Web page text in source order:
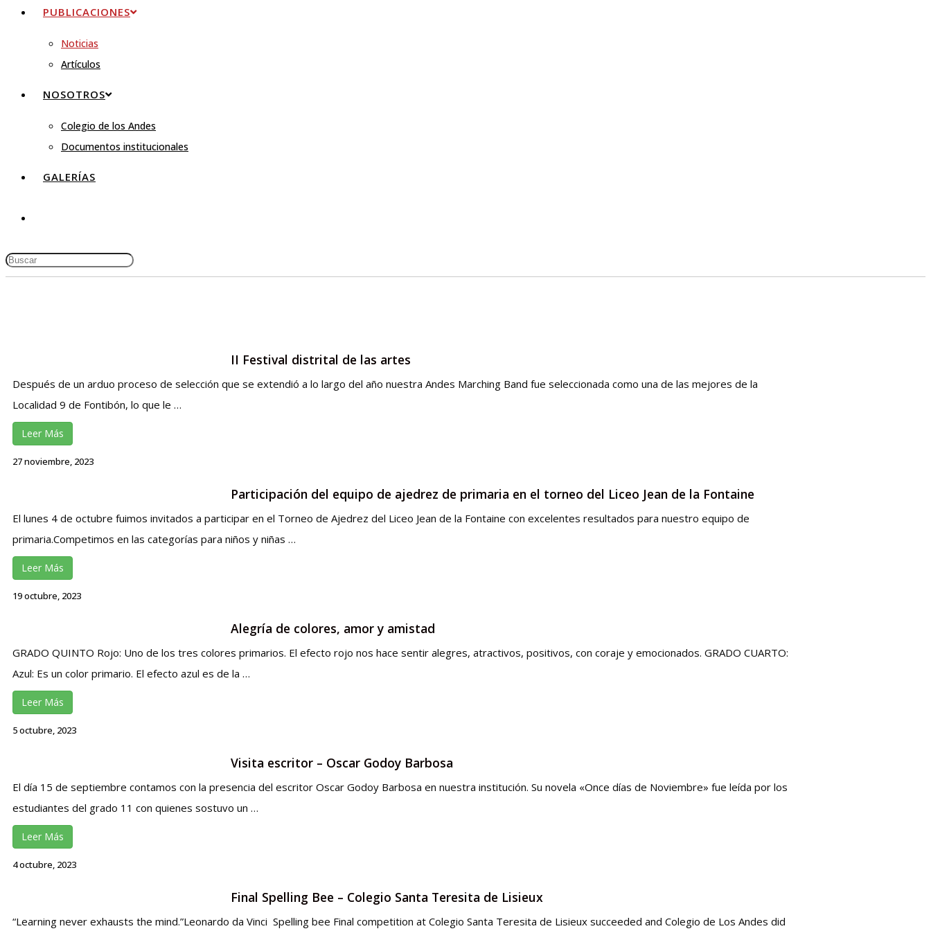
PUBLICACIONES
Noticias
Artículos
NOSOTROS
Colegio de los Andes
Documentos institucionales
GALERÍAS
II Festival distrital de las artes
Después de un arduo proceso de selección que se extendió a lo largo del año nuestra Andes Marching Band fue seleccionada como una de las mejores de la
Localidad 9 de Fontibón, lo que le …
Leer Más
27 noviembre, 2023
Participación del equipo de ajedrez de primaria en el torneo del Liceo Jean de la Fontaine
El lunes 4 de octubre fuimos invitados a participar en el Torneo de Ajedrez del Liceo Jean de la Fontaine con excelentes resultados para nuestro equipo de
primaria.Competimos en las categorías para niños y niñas …
Leer Más
19 octubre, 2023
Alegría de colores, amor y amistad
GRADO QUINTO Rojo: Uno de los tres colores primarios. El efecto rojo nos hace sentir alegres, atractivos, positivos, con coraje y emocionados. GRADO CUARTO:
Azul: Es un color primario. El efecto azul es de la …
Leer Más
5 octubre, 2023
Visita escritor – Oscar Godoy Barbosa
El día 15 de septiembre contamos con la presencia del escritor Oscar Godoy Barbosa en nuestra institución. Su novela «Once días de Noviembre» fue leída por los
estudiantes del grado 11 con quienes sostuvo un …
Leer Más
4 octubre, 2023
Final Spelling Bee – Colegio Santa Teresita de Lisieux
“Learning never exhausts the mind.”Leonardo da Vinci Spelling bee Final competition at Colegio Santa Teresita de Lisieux succeeded and Colegio de Los Andes did